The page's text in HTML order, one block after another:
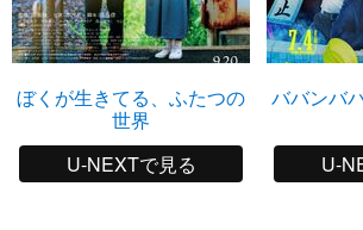
ぼくが生きてる、ふたつの
世界
U-NEXTで見る
ババンバ
U-